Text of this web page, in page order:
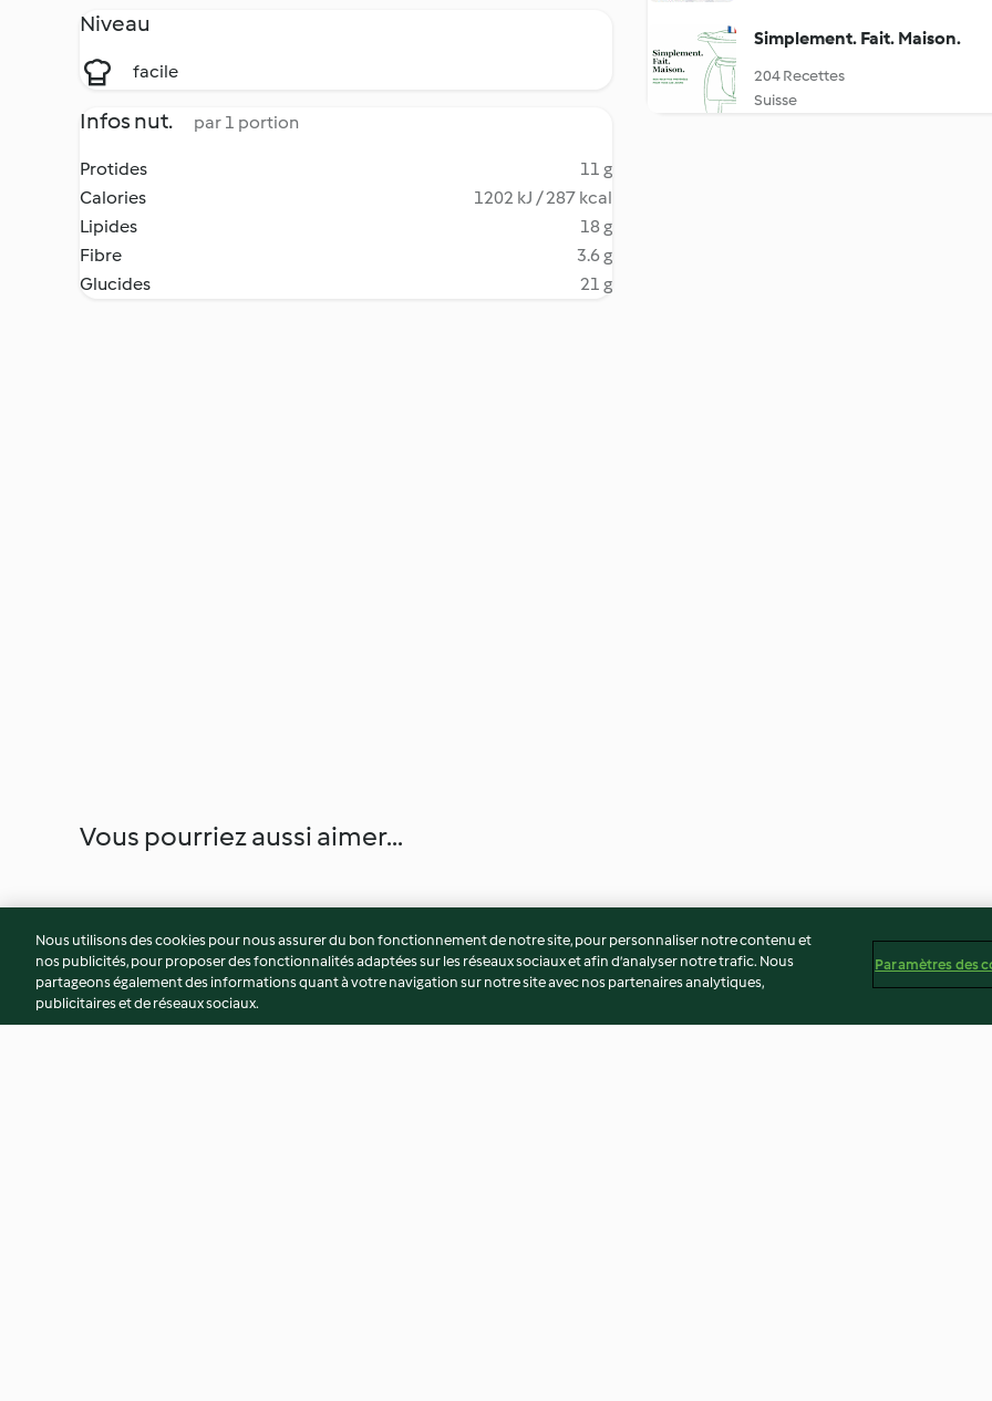
Niveau
facile
Infos nut. par 1 portion
Protides
11 g
Calories
1202 kJ / 287 kcal
Lipides
18 g
Fibre
3.6 g
Glucides
21 g
Simplement. Fait. Maison.
204 Recettes
Suisse
Vous pourriez aussi aimer...
Nous utilisons des cookies pour nous assurer du bon fonctionnement de notre site, pour personnaliser notre contenu et
nos publicités, pour proposer des fonctionnalités adaptées sur les réseaux sociaux et afin d’analyser notre trafic. Nous
partageons également des informations quant à votre navigation sur notre site avec nos partenaires analytiques,
publicitaires et de réseaux sociaux.
Paramètres des